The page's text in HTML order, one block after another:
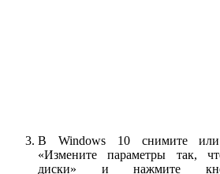
В Windows 10 снимите или
«Измените параметры так,
диски» и нажмите